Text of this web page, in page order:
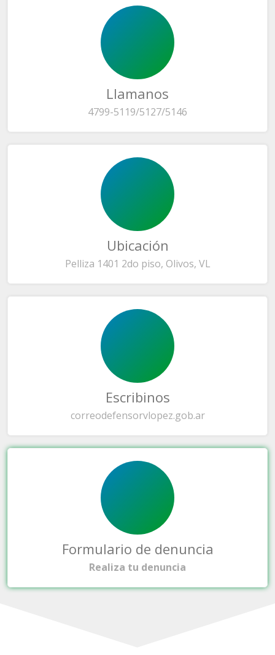
Llamanos
4799-5119/5127/5146
Ubicación
Pelliza 1401 2do piso, Olivos, VL
Escribinos
correodefensorvlopez.gob.ar
Formulario de denuncia
Realiza tu denuncia